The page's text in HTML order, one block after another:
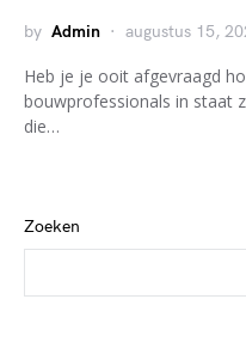
by Admin augustus 15,
Heb je je ooit afgevraagd
bouwprofessionals in staat
die…
Zoeken